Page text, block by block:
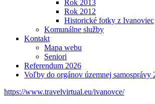
Rok 2013
Rok 2012
Historické fotky z Ivanoviec
Komunálne služby
Kontakt
Mapa webu
Seniori
Referendum 2026
Voľby do orgánov územnej samosprávy
https://www.travelvirtual.eu/ivanovce/